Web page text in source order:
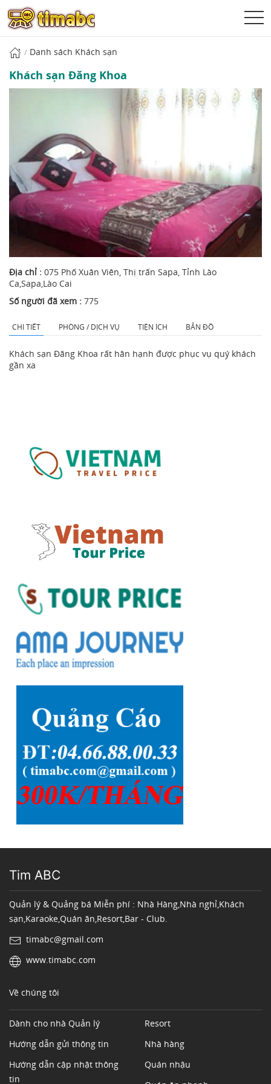
Danh sách Khách sạn
Khách sạn Đăng Khoa
Địa chỉ : 075 Phố Xuân Viên, Thị trấn Sapa, Tỉnh Lào
Ca,Sapa,Lào Cai
Số người đã xem : 775
CHI TIẾT PHÒNG / DỊCH VỤ TIỆN ÍCH BẢN ĐỒ
Khách sạn Đăng Khoa rất hân hạnh được phục vụ quý khách
gần xa
Tim ABC
Quản lý & Quảng bá Miễn phí : Nhà Hàng,Nhà nghỉ,Khách
sạn,Karaoke,Quán ăn,Resort,Bar - Club.
timabc@gmail.com
www.timabc.com
Về chúng tôi
Dành cho nhà Quản lý
Hướng dẫn gửi thông tin
Hướng dẫn cập nhật thông
tin
Resort
Nhà hàng
Quán nhậu